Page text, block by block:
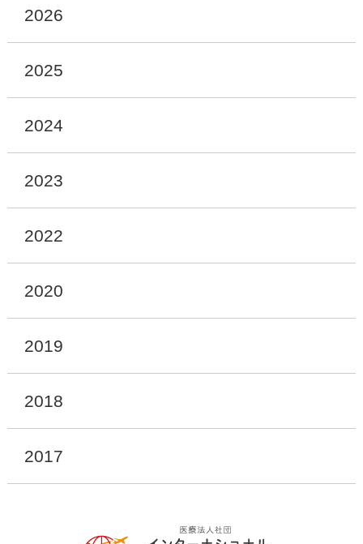
2026
2025
2024
2023
2022
2020
2019
2018
2017